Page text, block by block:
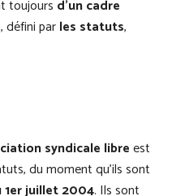
toujours d’un cadre
, défini parles statuts,
syndicale libreest
du moment qu’ils sont
1er juillet 2004. Ils sont